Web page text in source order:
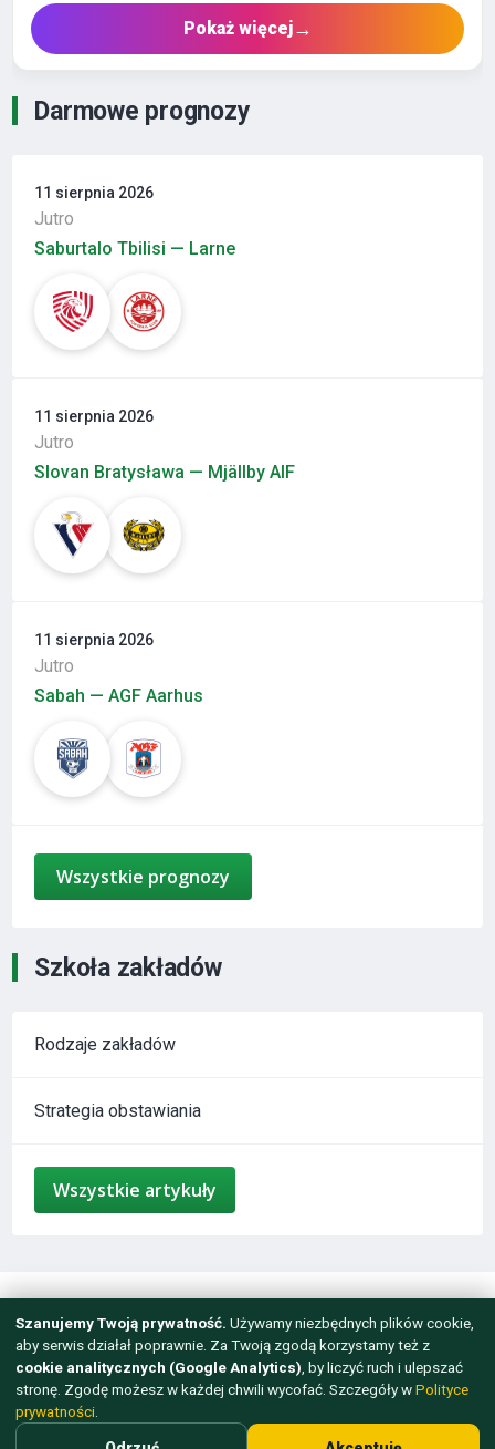
Pokaż więcej→
Darmowe prognozy
11 sierpnia 2026
Jutro
Saburtalo Tbilisi — Larne
11 sierpnia 2026
Jutro
Slovan Bratysława — Mjällby AIF
11 sierpnia 2026
Jutro
Sabah — AGF Aarhus
Wszystkie prognozy
Szkoła zakładów
Rodzaje zakładów
Strategia obstawiania
Wszystkie artykuły
Dla osób powyżej 18 roku życia
© 2012 - 2026 WSZELKIE PRAWA ZASTRZEŻONE.
TWORZENIE STRON INTERNETOWYCH — ARTISMEDIA
Szanujemy Twoją prywatność. Używamy niezbędnych plików cookie,
aby serwis działał poprawnie. Za Twoją zgodą korzystamy też z
cookie analitycznych (Google Analytics) , by liczyć ruch i ulepszać
stronę. Zgodę możesz w każdej chwili wycofać. Szczegóły wPolityce
prywatności